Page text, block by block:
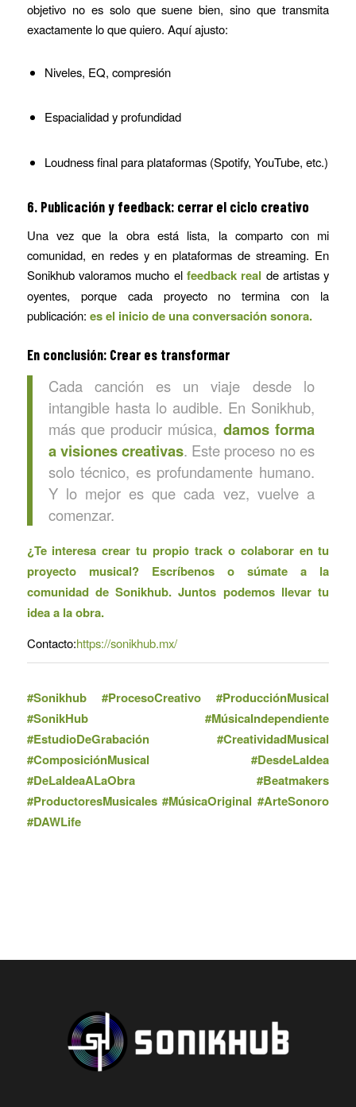
objetivo no es solo que suene bien, sino que transmita
exactamente lo que quiero. Aquí ajusto:
Niveles, EQ, compresión
Espacialidad y profundidad
Loudness final para plataformas (Spotify, YouTube, etc.)
6. Publicación y feedback: cerrar el ciclo creativo
Una vez que la obra está lista, la comparto con mi
comunidad, en redes y en plataformas de streaming. En
Sonikhub valoramos mucho el feedback real de artistas y
oyentes, porque cada proyecto no termina con la
publicación: es el inicio de una conversación sonora.
En conclusión: Crear es transformar
Cada canción es un viaje desde lo
intangible hasta lo audible. En Sonikhub,
más que producir música, damos forma
a visiones creativas. Este proceso no es
solo técnico, es profundamente humano.
Y lo mejor es que cada vez, vuelve a
comenzar.
¿Te interesa crear tu propio track o colaborar en tu
proyecto musical? Escríbenos o súmate a la
comunidad de Sonikhub. Juntos podemos llevar tu
idea a la obra.
Contacto:https://sonikhub.mx/
#Sonikhub #ProcesoCreativo #ProducciónMusical
#SonikHub #MúsicaIndependiente
#EstudioDeGrabación #CreatividadMusical
#ComposiciónMusical #DesdeLaIdea
#DeLaIdeaALaObra #Beatmakers
#ProductoresMusicales #MúsicaOriginal #ArteSonoro
#DAWLife